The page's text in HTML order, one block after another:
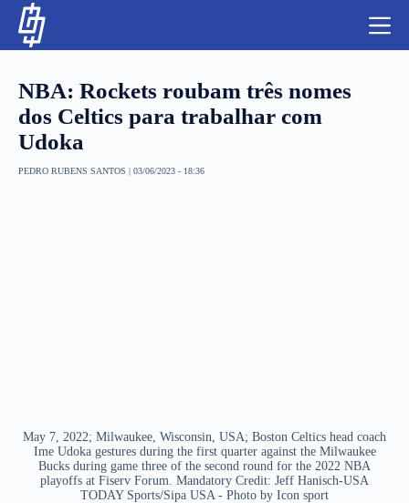
NBA: Rockets roubam três nomes
dos Celtics para trabalhar com
Udoka
PEDRO RUBENS SANTOS | 03/06/2023 - 18:36
May 7, 2022; Milwaukee, Wisconsin, USA; Boston Celtics head coach
Ime Udoka gestures during the first quarter against the Milwaukee
Bucks during game three of the second round for the 2022 NBA
playoffs at Fiserv Forum. Mandatory Credit: Jeff Hanisch-USA
TODAY Sports/Sipa USA - Photo by Icon sport